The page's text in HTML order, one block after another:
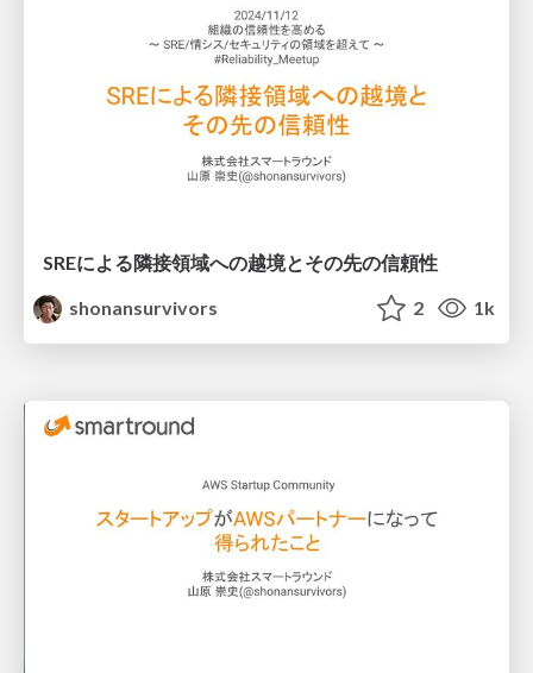
SREによる隣接領域への越境とその先の信頼性
shonansurvivors
2 1k